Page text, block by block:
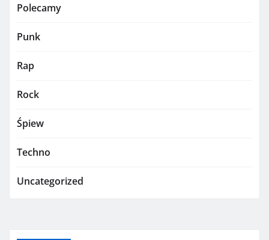
Polecamy
Punk
Rap
Rock
Śpiew
Techno
Uncategorized